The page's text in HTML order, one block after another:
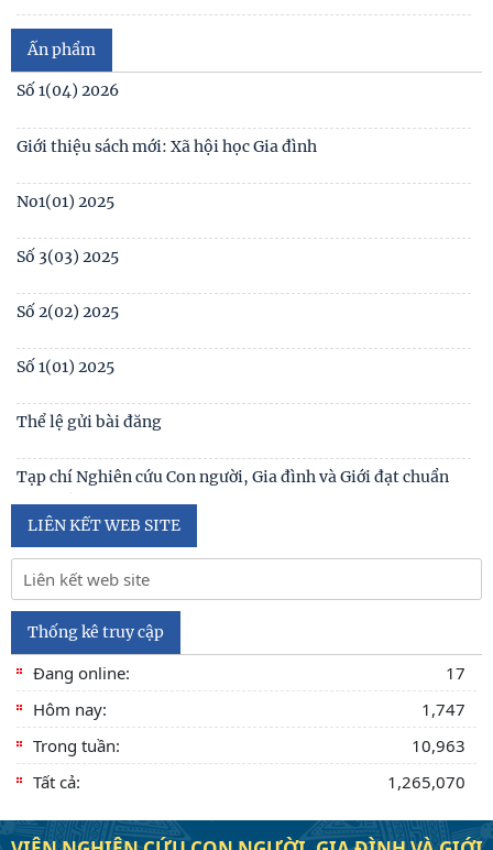
Ấn phẩm
No1(01) 2025
Số 3(03) 2025
Số 2(02) 2025
Số 1(01) 2025
Thể lệ gửi bài đăng
Tạp chí Nghiên cứu Con người, Gia đình và Giới đạt chuẩn
trong lành, bền vững (Lê Hồng Hạnh
LIÊN KẾT WEB SITE
Thống kê truy cập
Đang online:
17
Hôm nay:
1,747
Trong tuần:
10,963
Tất cả:
1,265,070